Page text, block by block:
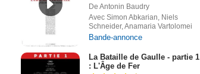
De Antonin Baudry
Avec Simon Abkarian, Niels
Schneider, Anamaria Vartolomei
Bande-annonce
La Bataille de Gaulle - partie 1
: L'Âge de Fer